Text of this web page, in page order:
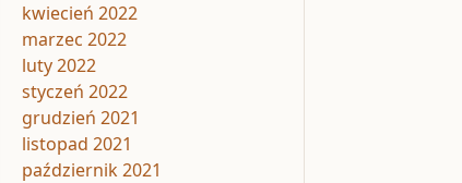
kwiecień 2022
marzec 2022
luty 2022
styczeń 2022
grudzień 2021
listopad 2021
październik 2021